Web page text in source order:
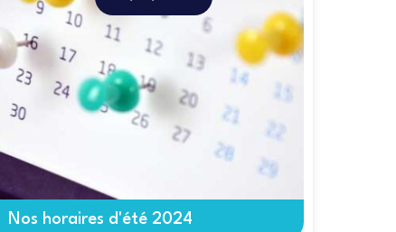
Nos horaires d'été 2024